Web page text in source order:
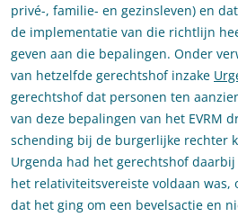
privé-, familie- en gezinsleven) en
de implementatie van die richtlijn
geven aan die bepalingen. Onder
van hetzelfde gerechtshof inzake
gerechtshof dat personen ten
van deze bepalingen van het EVRM
schending bij de burgerlijke rechter
Urgenda had het gerechtshof
het relativiteitsvereiste voldaan was,
dat het ging om een bevelsactie en